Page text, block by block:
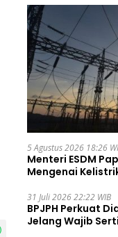
5 Agustus 2026 18:26
Menteri ESDM
Mengenai
31 Juli 2026 22:22 WIB
BPJPH Perkuat
Jelang Wajib